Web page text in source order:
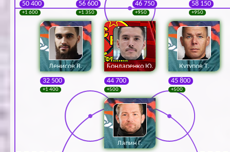
Лапин Г.
Денисов В.
32 500
+1 400
Бондаренко Ю.
44 700
+500
Кутупов Т.
45 800
+500
50 400
+1 600
56 600
+1 350
46 750
+950
58 150
+950